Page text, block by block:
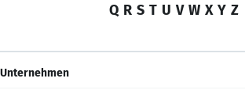
Q R S T U V W X Y Z
Unternehmen